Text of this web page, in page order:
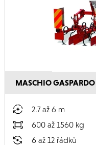
MASCHIO
2.7 až 6 m
600 až 1560 kg
6 až 12 řádků